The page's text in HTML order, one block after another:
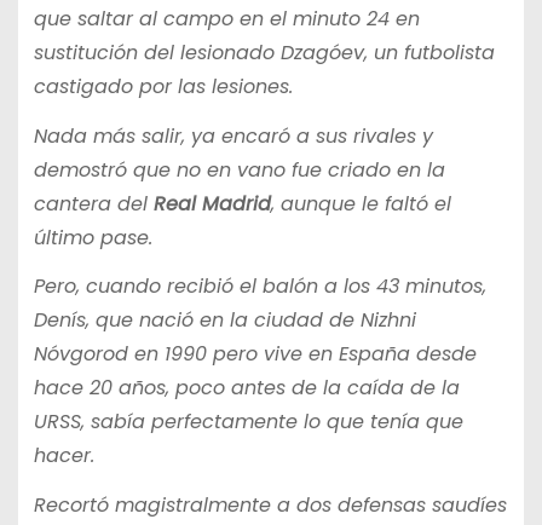
que saltar al campo en el minuto 24 en
sustitución del lesionado Dzagóev, un futbolista
castigado por las lesiones.
Nada más salir, ya encaró a sus rivales y
demostró que no en vano fue criado en la
cantera delReal Madrid, aunque le faltó el
último pase.
Pero, cuando recibió el balón a los 43 minutos,
Denís, que nació en la ciudad de Nizhni
Nóvgorod en 1990 pero vive en España desde
hace 20 años, poco antes de la caída de la
URSS, sabía perfectamente lo que tenía que
hacer.
Recortó magistralmente a dos defensas saudíes